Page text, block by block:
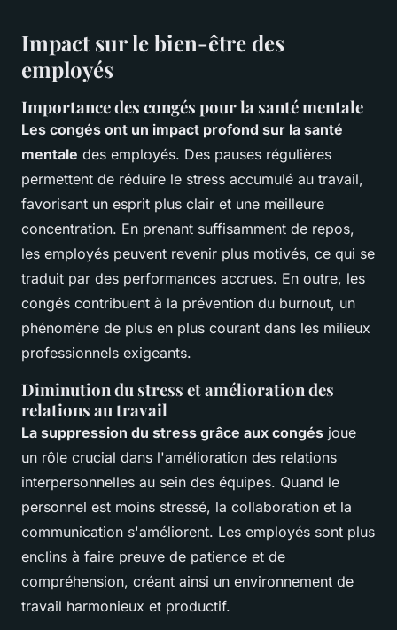
Impact sur le bien-être des
employés
Importance des congés pour la santé mentale
Les congés ont un impact profond sur la santé
mentale des employés. Des pauses régulières
permettent de réduire le stress accumulé au travail,
favorisant un esprit plus clair et une meilleure
concentration. En prenant suffisamment de repos,
les employés peuvent revenir plus motivés, ce qui se
traduit par des performances accrues. En outre, les
congés contribuent à la prévention du burnout, un
phénomène de plus en plus courant dans les milieux
professionnels exigeants.
Diminution du stress et amélioration des
relations au travail
La suppression du stress grâce aux congés joue
un rôle crucial dans l'amélioration des relations
interpersonnelles au sein des équipes. Quand le
personnel est moins stressé, la collaboration et la
communication s'améliorent. Les employés sont plus
enclins à faire preuve de patience et de
compréhension, créant ainsi un environnement de
travail harmonieux et productif.